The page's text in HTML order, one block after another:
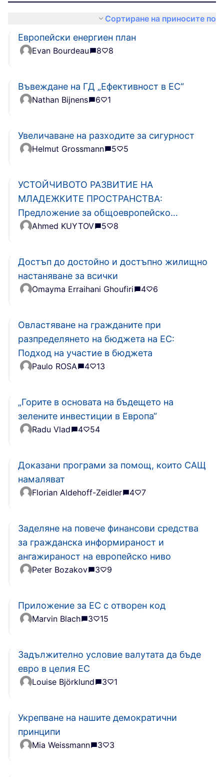
Сортиране на приносите по
Европейски енергиен план
Evan Bourdeau 8 8
Въвеждане на ГД „Ефективност в ЕС“
Nathan Bijnens 6 1
Увеличаване на разходите за сигурност
Helmut Grossmann 5 5
УСТОЙЧИВОТО РАЗВИТИЕ НА
МЛАДЕЖКИТЕ ПРОСТРАНСТВА:
Предложение за общоевропейско
правило за преразпределение на
Ahmed KUYTOV 5 8
Достъп до достойно и достъпно жилищно
настаняване за всички
Omayma Erraihani Ghoufiri 4 6
Овластяване на гражданите при
разпределянето на бюджета на ЕС:
Подход на участие в бюджета
Paulo ROSA 4 13
„Горите в основата на бъдещето на
зелените инвестиции в Европа“
Radu Vlad 4 54
Доказани програми за помощ, които САЩ
намаляват
Florian Aldehoff-Zeidler 4 7
Заделяне на повече финансови средства
за гражданска информираност и
ангажираност на европейско ниво
Peter Bozakov 3 9
Приложение за ЕС с отворен код
Marvin Blach 3 15
Задължително условие валутата да бъде
евро в целия ЕС
Louise Björklund 3 1
Укрепване на нашите демократични
принципи
Mia Weissmann 3 3